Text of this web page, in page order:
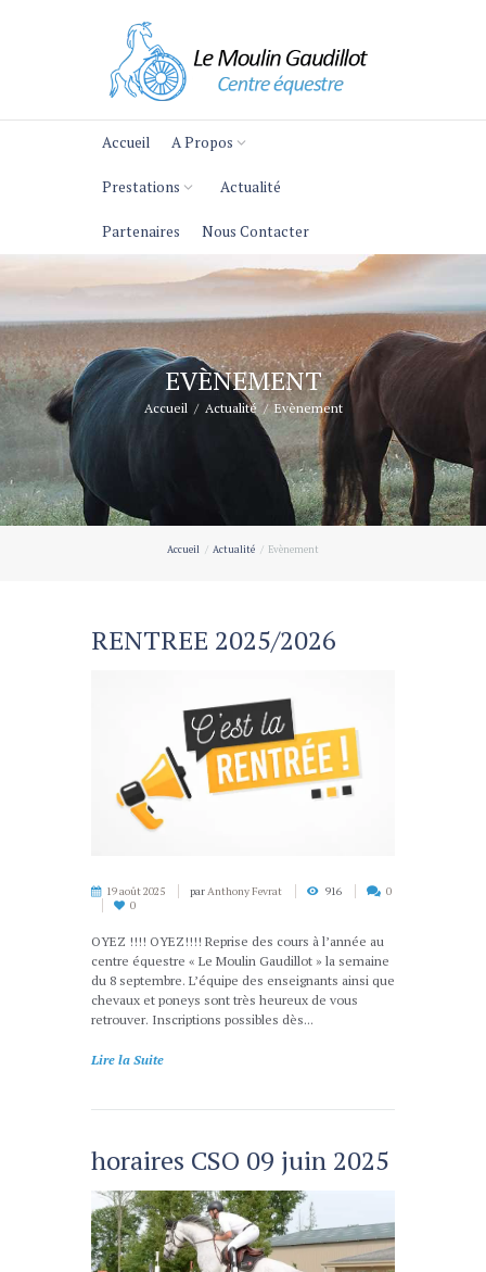
Accueil A Propos
Prestations Actualité
Partenaires Nous Contacter
EVÈNEMENT
Accueil Actualité Evènement
Accueil Actualité Evènement
RENTREE 2025/2026
19 août 2025 parAnthony Fevrat 916
0
0
OYEZ !!!! OYEZ!!!! Reprise des cours à l’année au
centre équestre « Le Moulin Gaudillot » la semaine
du 8 septembre. L’équipe des enseignants ainsi que
chevaux et poneys sont très heureux de vous
retrouver. Inscriptions possibles dès...
Lire la Suite
horaires CSO 09 juin 2025